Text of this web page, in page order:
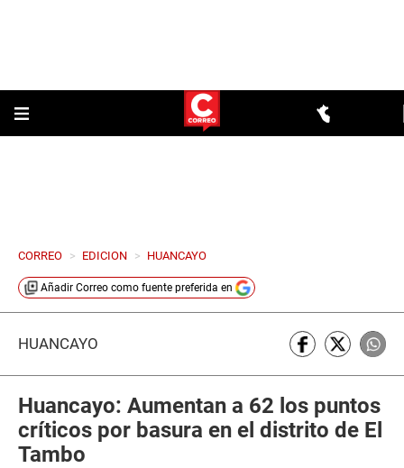
CORREO > EDICION > HUANCAYO
Añadir Correo como fuente preferida en
HUANCAYO
Huancayo: Aumentan a 62 los puntos
críticos por basura en el distrito de El
Tambo